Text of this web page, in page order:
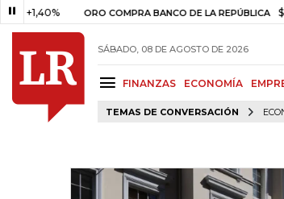
ORO COMPRA BANCO DE LA REPÚBLICA $
SÁBADO, 08 DE AGOSTO DE 2026
FINANZAS ECONOMÍA
TEMAS DE CONVERSACIÓN